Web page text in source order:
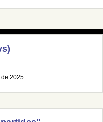
de 2025